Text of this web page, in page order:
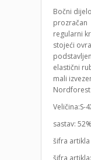
Bočni
prozračan
regularni
stojeći
elastični
mali
Nordforest
Veličina:S-
sastav:
šifra artikla
šifra